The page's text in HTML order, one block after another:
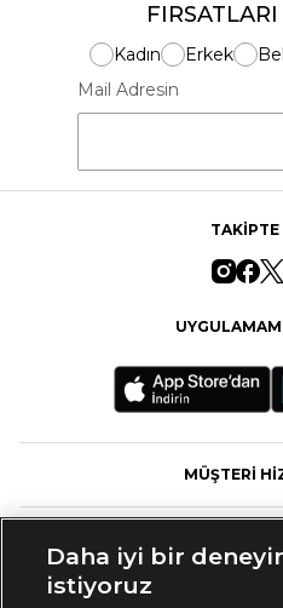
Kadın Erkek
Mail Adresin
TAKİPTE
MÜŞTERİ
Daha iyi bir
istiyoruz